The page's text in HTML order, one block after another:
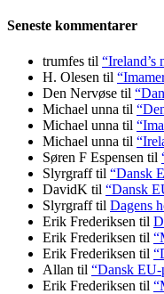
Seneste kommentarer
trumfes til “Ireland’s
H. Olesen til
Den Nervøse til
Michael unna til
Michael unna til
Michael unna til
Søren F Espensen til
Slyrgrafftil “Dansk
DavidK til “Dansk
Slyrgrafftil Dagens
Erik Frederiksen til
Erik Frederiksen til
Erik Frederiksen til
Allan til “Dansk EU-
Erik Frederiksen til